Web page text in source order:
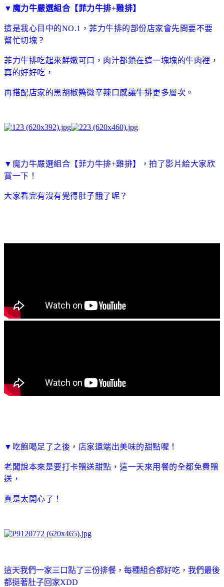
▼ 魔力牛嚴選組合【菲力牛排+雞排】
這是我心目中的NO.1， 菲力牛排的部份店家會先問要不要
幫忙切塊？
菲力牛排吃起來鮮嫩可口， 肉汁都鎖在這一塊塊的牛肉裡，
真的好好吃，
再搭配店家的黑胡椒醬微辛辣口感讓牛排更多層次。
▼ 魔力牛嚴選組合【菲力牛排+雞排】， 拍了影片給大家欣
賞一下！
大家看完有沒有覺得肚子餓了呢？
▼吃飽喝足了之後，店家還端出美味的甜點喔！
老闆說本來是要打卡贈送甜點，這一天來用餐的全都免費贈
送，
真是太開心了！
這天我們一家三口點了三份排餐，每種組合都好吃， 我們最後
都挺著肚子回家XDD